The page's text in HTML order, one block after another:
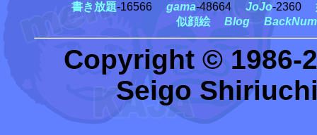
書き放題-16566 gama-48664 JoJo-2360
似顔絵
Blog
Copyright © 1986-
Seigo